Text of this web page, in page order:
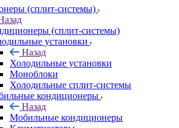
(сплит-системы)
(сплит-системы)
установки
Назад
Холодильные установки
Моноблоки
Холодильные сплит-системы
кондиционеры
Назад
Мобильные кондиционеры